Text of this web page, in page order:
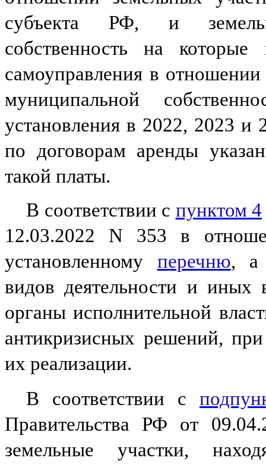
субъекта РФ, и
собственность на которые
самоуправления в
муниципальной
установления в 2022, 2023 и
по договорам аренды
такой платы.
В соответствии с пунктом 4
12.03.2022 N 353 в
установленному перечню, а
видов деятельности и иных
органы исполнительной
антикризисных решений,
их реализации.
В соответствии с
Правительства РФ от
земельные участки,